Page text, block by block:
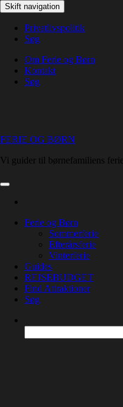
Skip
to
content
Skift navigation
Privatlivspolitik
Søg
Om Ferie og Børn
Kontakt
Søg
FERIE OG BØRN
Vi guider til børnefamiliens
Ferie og Børn
Sommerferie
Efterårsferie
Vinterferie
Guides
REJSEBUDGET
Find Attraktioner
Søg
efter: